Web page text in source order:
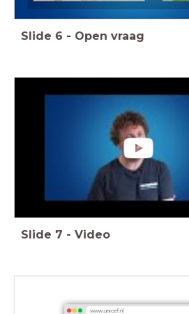
Slide 6 - Open vraag
Slide 7 - Video
www.unicef.nl